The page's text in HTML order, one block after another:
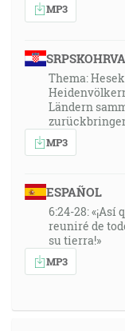
MP3
Thema:
Ländern
MP3
ESPAÑOL
6:24-28:
reuniré de
su tierra!»
MP3